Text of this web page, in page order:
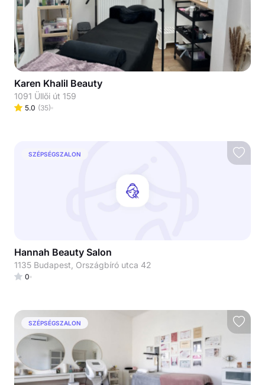
Karen Khalil Beauty
1091 Üllői út 159
5.0 (35)
SZÉPSÉGSZALON
Hannah Beauty Salon
1135 Budapest, Országbíró utca 42
0
SZÉPSÉGSZALON